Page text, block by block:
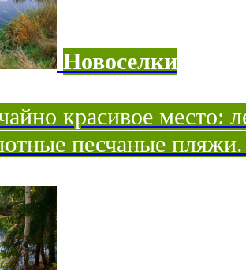
Новоселки
красивое место:
песчаные